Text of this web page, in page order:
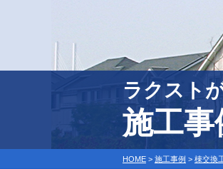
ラクスト
施工事
HOME > 施工事例 > 棟交換